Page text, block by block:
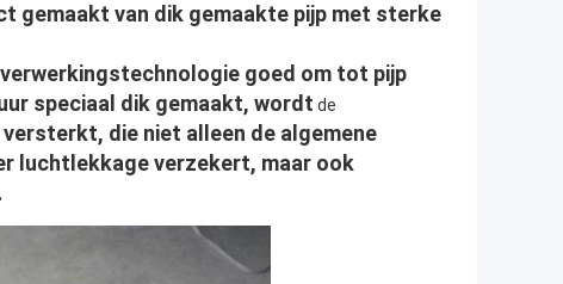
gemaakt van dik gemaakte pijp met sterke
goed om tot pijp
speciaal dik gemaakt, wordt de
die niet alleen de algemene
luchtlekkage verzekert, maar ook